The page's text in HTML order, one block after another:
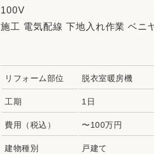
100V
施工 電気配線 下地入れ作業 ベニ
リフォーム部位 脱衣室暖房機
工期 1日
費用（税込） 〜100万円
建物種別 戸建て